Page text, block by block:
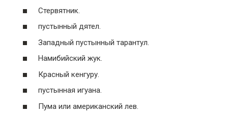
Стервятник.
пустынный дятел.
Западный пустынный тарантул.
Намибийский жук.
Красный кенгуру.
пустынная игуана.
Пума или американский лев.